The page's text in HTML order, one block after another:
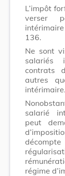
L’impôt
verser
136.
Ne sont
salariés
contrats
autres
intérimaire.
salarié
peut
régime